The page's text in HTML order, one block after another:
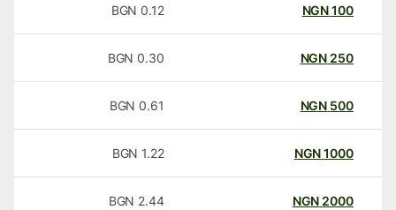
100
NGN
0.12
BGN
250
NGN
0.30
BGN
500
NGN
0.61
BGN
1000
NGN
1.22
BGN
2000
NGN
2.44
BGN